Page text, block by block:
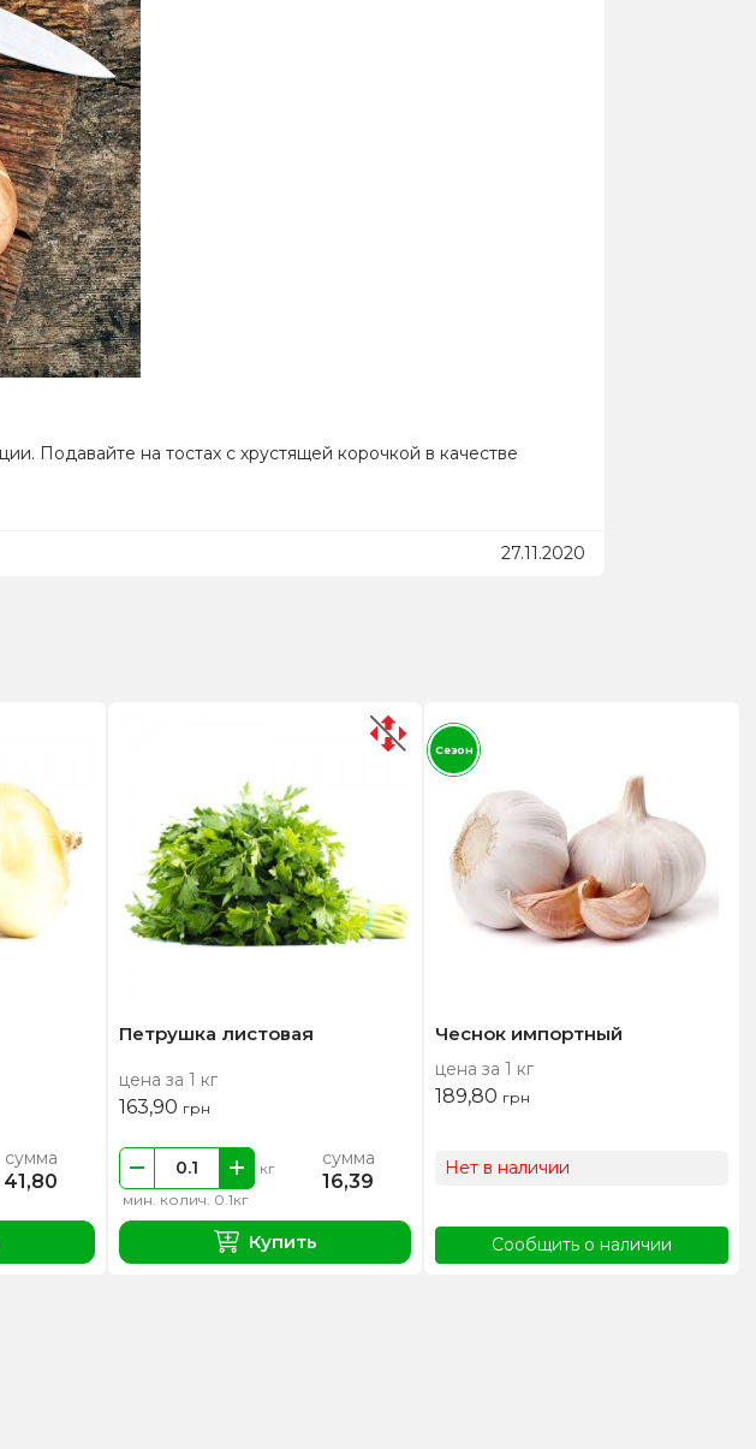
Подавайте на тостах с хрустящей корочкой в качестве
27.11.2020
сумма
41,80
Петрушка листовая
цена за 1 кг
163,90 грн
мин. колич. 0.1кг
кг сумма
16,39
Купить
Чеснок импортный
цена за 1 кг
189,80 грн
Нет в наличии
Сообщить о наличии
Сезон